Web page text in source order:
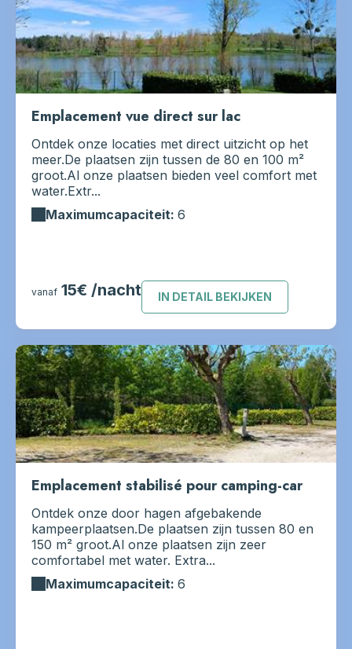
Emplacement vue direct sur lac
Ontdek onze locaties met direct uitzicht op het
meer.De plaatsen zijn tussen de 80 en 100 m²
groot.Al onze plaatsen bieden veel comfort met
water.Extr...
Maximumcapaciteit: 6
vanaf 15€ /nacht IN DETAIL BEKIJKEN
Emplacement stabilisé pour camping-car
Ontdek onze door hagen afgebakende
kampeerplaatsen.De plaatsen zijn tussen 80 en
150 m² groot.Al onze plaatsen zijn zeer
comfortabel met water. Extra...
Maximumcapaciteit: 6